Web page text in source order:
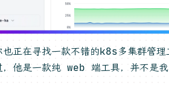
也正在寻找一款不错的k8s多集群管
，他是一款纯 web 端工具，并不是我